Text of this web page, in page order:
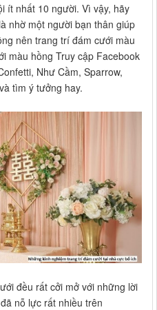
ít nhất 10 người. Vì vậy, hãy
nhờ một người bạn thân giúp
nên trang trí đám cưới màu
màu hồng Truy cập Facebook
Như Cầm, Sparrow,
tìm ý tưởng hay.
đều rất cởi mở với những lời
nỗ lực rất nhiều trên